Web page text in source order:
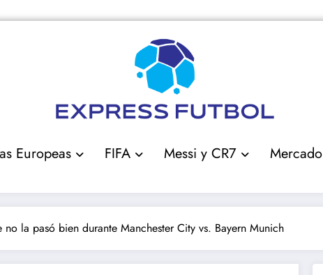
Europeas FIFA Messi y CR7 Mercado
la pasó bien durante Manchester City vs. Bayern Munich